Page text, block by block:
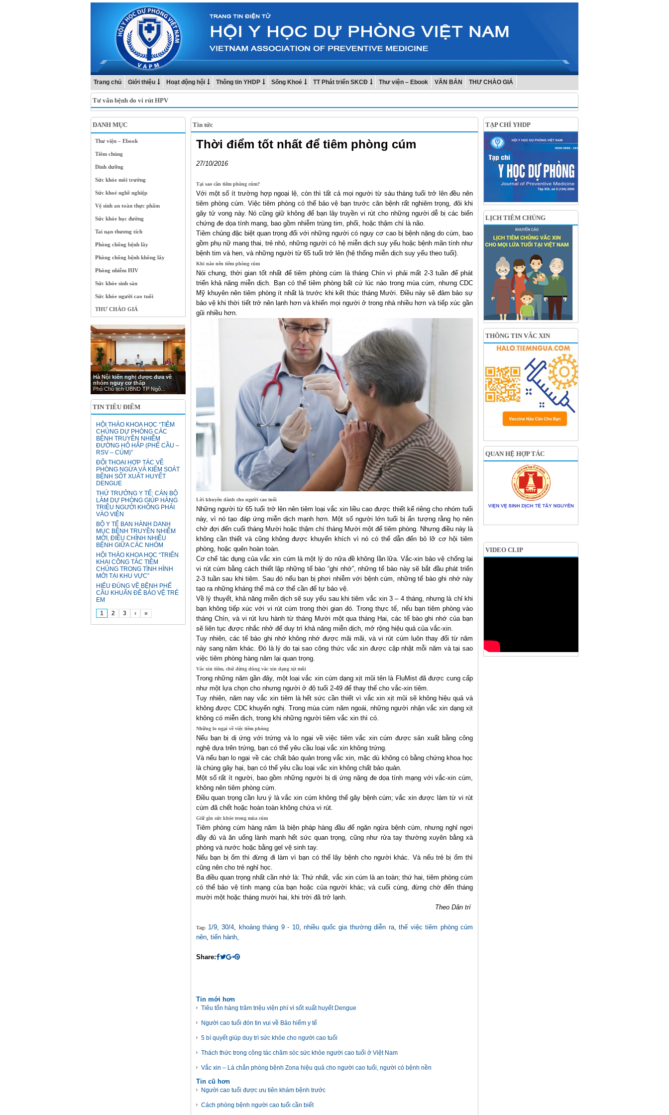
Trang chủ Giới thiệu Hoạt động hội Thông tin YHDP Sống Khoẻ TT Phát triển SKCĐ Thư viện – Ebook VĂN BẢN THƯ CHÀO GIÁ
Tư vấn bệnh do vi rút HPV
DANH MỤC
Thư viện – Ebook
Tiêm chủng
Dinh dưỡng
Sức khỏe môi trường
Sức khoẻ nghề nghiệp
Vệ sinh an toàn thực phẩm
Sức khỏe học đường
Tai nạn thương tích
Phòng chống bệnh lây
Phòng chống bệnh không lây
Phòng nhiễm HIV
Sức khỏe sinh sản
Sức khỏe người cao tuổi
THƯ CHÀO GIÁ
Hà Nội kiến nghị được đưa về
nhóm nguy cơ thấp
Phó Chủ tịch UBND TP Ngô...
TIN TIÊU ĐIỂM
HỘI THẢO KHOA HỌC “TIÊM
CHỦNG DỰ PHÒNG CÁC
BỆNH TRUYỀN NHIỄM
ĐƯỜNG HÔ HẤP (PHẾ CẦU –
RSV – CÚM)”
ĐỐI THOẠI HỢP TÁC VỀ
PHÒNG NGỪA VÀ KIỂM SOÁT
BỆNH SỐT XUẤT HUYẾT
DENGUE
THỨ TRƯỞNG Y TẾ: CÁN BỘ
LÀM DỰ PHÒNG GIÚP HÀNG
TRIỆU NGƯỜI KHÔNG PHẢI
VÀO VIỆN
BỘ Y TẾ BAN HÀNH DANH
MỤC BỆNH TRUYỀN NHIỄM
MỚI, ĐIỀU CHỈNH NHIỀU
BỆNH GIỮA CÁC NHÓM
HỘI THẢO KHOA HỌC “TRIỂN
KHAI CÔNG TÁC TIÊM
CHỦNG TRONG TÌNH HÌNH
MỚI TẠI KHU VỰC”
HIỂU ĐÚNG VỀ BỆNH PHẾ
CẦU KHUẨN ĐỂ BẢO VỆ TRẺ
EM
1
2 3 › »
Tin tức
Thời điểm tốt nhất để tiêm phòng cúm
27/10/2016
Tại sao cần tiêm phòng cúm?
Với một số ít trường hợp ngoại lệ, còn thì tất cả mọi người từ sáu tháng tuổi trở lên đều nên
tiêm phòng cúm. Việc tiêm phòng có thể bảo vệ bạn trước căn bệnh rất nghiêm trọng, đôi khi
gây tử vong này. Nó cũng giữ không để bạn lây truyền vi rút cho những người dễ bị các biến
chứng đe dọa tính mạng, bao gồm nhiễm trùng tim, phổi, hoặc thậm chí là não.
Tiêm chủng đặc biệt quan trọng đối với những người có nguy cơ cao bị bệnh nặng do cúm, bao
gồm phụ nữ mang thai, trẻ nhỏ, những người có hệ miễn dịch suy yếu hoặc bệnh mãn tính như
bệnh tim và hen, và những người từ 65 tuổi trở lên (hệ thống miễn dịch suy yếu theo tuổi).
Khi nào nên tiêm phòng cúm
Nói chung, thời gian tốt nhất để tiêm phòng cúm là tháng Chín vì phải mất 2-3 tuần để phát
triển khả năng miễn dịch. Bạn có thể tiêm phòng bất cứ lúc nào trong mùa cúm, nhưng CDC
Mỹ khuyên nên tiêm phòng ít nhất là trước khi kết thúc tháng Mười. Điều này sẽ đảm bảo sự
bảo vệ khi thời tiết trở nên lạnh hơn và khiến mọi người ở trong nhà nhiều hơn và tiếp xúc gần
gũi nhiều hơn.
Lời khuyên dành cho người cao tuổi
Những người từ 65 tuổi trở lên nên tiêm loại vắc xin liều cao được thiết kế riêng cho nhóm tuổi
này, vì nó tạo đáp ứng miễn dịch mạnh hơn. Một số người lớn tuổi bị ấn tượng rằng họ nên
chờ đợi đến cuối tháng Mười hoặc thậm chí tháng Mười một để tiêm phòng. Nhưng điều này là
không cần thiết và cũng không được khuyến khích vì nó có thể dẫn đến bỏ lỡ cơ hội tiêm
phòng, hoặc quên hoàn toàn.
Cơ chế tác dụng của vắc xin cúm là một lý do nữa đề không lần lữa. Vắc-xin bảo vệ chống lại
vi rút cúm bằng cách thiết lập những tế bào “ghi nhớ”, những tế bào này sẽ bắt đầu phát triển
2-3 tuần sau khi tiêm. Sau đó nếu bạn bị phơi nhiễm với bệnh cúm, những tế bào ghi nhớ này
tạo ra những kháng thể mà cơ thể cần để tự bảo vệ.
Về lý thuyết, khả năng miễn dịch sẽ suy yếu sau khi tiêm vắc xin 3 – 4 tháng, nhưng là chỉ khi
bạn không tiếp xúc với vi rút cúm trong thời gian đó. Trong thực tế, nếu bạn tiêm phòng vào
tháng Chín, và vi rút lưu hành từ tháng Mười một qua tháng Hai, các tế bào ghi nhớ của bạn
sẽ liên tục được nhắc nhở để duy trì khả năng miễn dịch, mở rộng hiệu quả của vắc-xin.
Tuy nhiên, các tế bào ghi nhớ không nhớ được mãi mãi, và vi rút cúm luôn thay đổi từ năm
này sang năm khác. Đó là lý do tại sao công thức vắc xin được cập nhật mỗi năm và tại sao
việc tiêm phòng hàng năm lại quan trọng.
Vắc xin tiêm, chứ đừng dùng vắc xin dạng xịt mũi
Trong những năm gần đây, một loại vắc xin cúm dạng xịt mũi tên là FluMist đã được cung cấp
như một lựa chọn cho nhưng người ở độ tuổi 2-49 để thay thế cho vắc-xin tiêm.
Tuy nhiên, năm nay vắc xin tiêm là hết sức cần thiết vì vắc xin xịt mũi sẽ không hiệu quả và
không được CDC khuyến nghị. Trong mùa cúm năm ngoái, những người nhận vắc xin dạng xịt
không có miễn dịch, trong khi những người tiêm vắc xin thì có.
Những lo ngại về việc tiêm phòng
Nếu bạn bị dị ứng với trứng và lo ngại về việc tiêm vắc xin cúm được sản xuất bằng công
nghệ dựa trên trứng, bạn có thể yêu cầu loại vắc xin không trứng.
Và nếu bạn lo ngại về các chất bảo quản trong vắc xin, mặc dù không có bằng chứng khoa học
là chúng gây hại, bạn có thể yêu cầu loại vắc xin không chất bảo quản.
Một số rất ít người, bao gồm những người bị dị ứng nặng đe dọa tính mạng với vắc-xin cúm,
không nên tiêm phòng cúm.
Điều quan trọng cần lưu ý là vắc xin cúm không thể gây bệnh cúm; vắc xin được làm từ vi rút
cúm đã chết hoặc hoàn toàn không chứa vi rút.
Giữ gìn sức khỏe trong mùa cúm
Tiêm phòng cúm hàng năm là biện pháp hàng đầu để ngăn ngừa bệnh cúm, nhưng nghỉ ngơi
đầy đủ và ăn uống lành mạnh hết sức quan trọng, cũng như rửa tay thường xuyên bằng xà
phòng và nước hoặc bằng gel vệ sinh tay.
Nếu bạn bị ốm thì đừng đi làm vì bạn có thể lây bệnh cho người khác. Và nếu trẻ bị ốm thì
cũng nên cho trẻ nghỉ học.
Ba điều quan trọng nhất cần nhớ là: Thứ nhất, vắc xin cúm là an toàn; thứ hai, tiêm phòng cúm
có thể bảo vệ tính mạng của bạn hoặc của người khác; và cuối cùng, đừng chờ đến tháng
mười một hoặc tháng mười hai, khi trời đã trở lạnh.
Theo Dân trí
Tag: 1/9, 30/4 khoảng tháng 9 - 10, nhiều quốc gia thường diễn ra, thế việc tiêm phòng cúm
nên tiến hành
Share:
Tin mới hơn
Tiêu tốn hàng trăm triệu viện phí vì sốt xuất huyết Dengue
Người cao tuổi đón tin vui về Bảo hiểm y tế
5 bí quyết giúp duy trì sức khỏe cho người cao tuổi
Thách thức trong công tác chăm sóc sức khỏe người cao tuổi ở Việt Nam
Vắc xin – Lá chắn phòng bệnh Zona hiệu quả cho người cao tuổi, người có bệnh nền
Tin cũ hơn
Người cao tuổi được ưu tiên khám bệnh trước
Cách phòng bệnh người cao tuổi cần biết
TẠP CHÍ YHDP
LỊCH TIÊM CHỦNG
THÔNG TIN VẮC XIN
QUAN HỆ HỢP TÁC
VIDEO CLIP